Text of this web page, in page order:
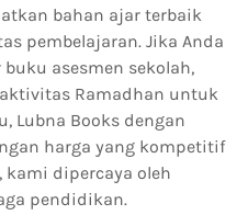
bahan ajar terbaik
pembelajaran. Jika Anda
asesmen sekolah,
Ramadhan untuk
Lubna Books dengan
harga yang kompetitif
dipercaya oleh
pendidikan.